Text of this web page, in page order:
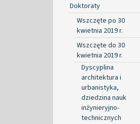
Doktoraty
Wszczęte po 30
kwietnia 2019 r.
Wszczęte do 30
kwietnia 2019 r.
Dyscyplina
architektura i
urbanistyka,
dziedzina nauk
inżynieryjno-
technicznych